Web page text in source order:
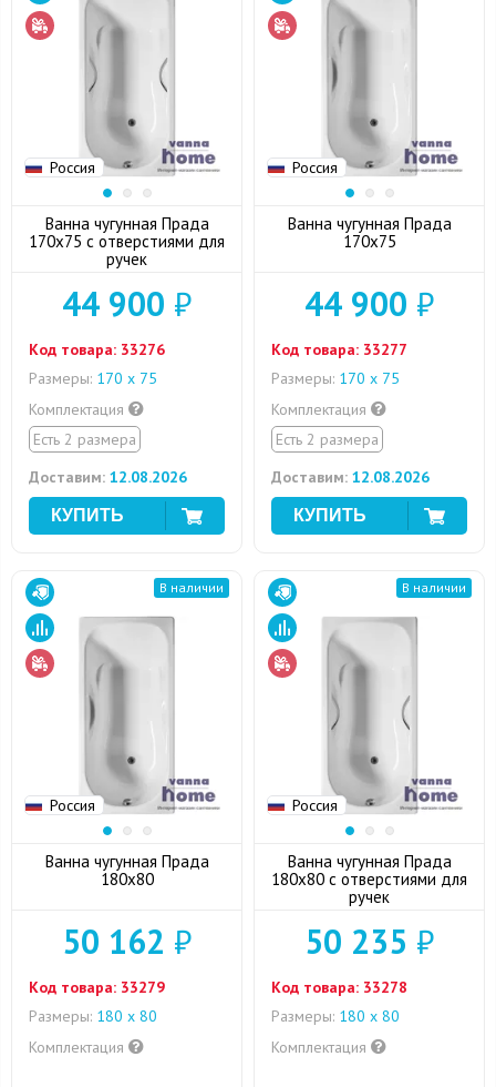
Россия
Ванна чугунная Прада
170x75 с отверстиями для
ручек
44 900 ₽
Код товара: 33276
Размеры: 170 х 75
Комплектация
Есть 2 размера
Доставим: 12.08.2026
Россия
Ванна чугунная Прада
170x75
44 900 ₽
Код товара: 33277
Размеры: 170 х 75
Комплектация
Есть 2 размера
Доставим: 12.08.2026
Россия
В наличии
Ванна чугунная Прада
180x80
50 162 ₽
Код товара: 33279
Размеры: 180 x 80
Комплектация
Россия
В наличии
Ванна чугунная Прада
180x80 с отверстиями для
ручек
50 235 ₽
Код товара: 33278
Размеры: 180 x 80
Комплектация